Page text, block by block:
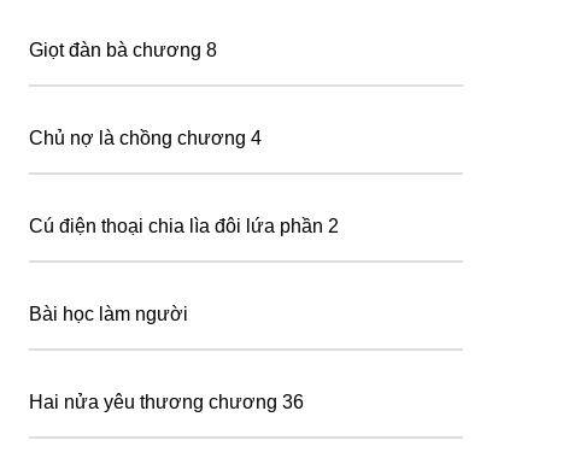
Giọt đàn bà chương 8
Chủ nợ là chồng chương 4
Cú điện thoại chia lìa đôi lứa phần 2
Bài học làm người
Hai nửa yêu thương chương 36